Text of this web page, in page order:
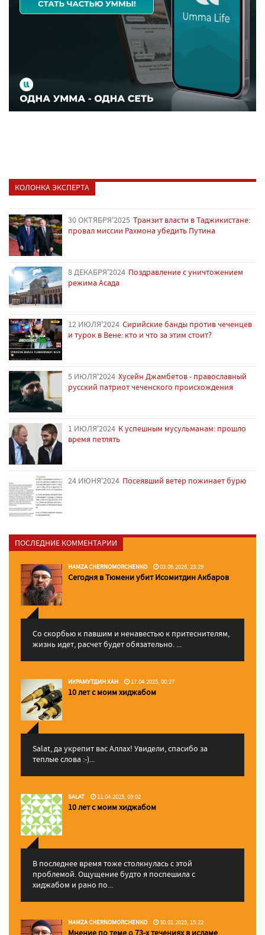
КОЛОНКА ЭКСПЕРТА
30 ОКТЯБРЯ'2025 Транзит власти в Таджикистане:
провал миссии Рахмона убедить Путина
8 ДЕКАБРЯ'2024 Поздравление с уничтожением
режима Асада
12 ИЮЛЯ'2024 Сирийские банды против чеченцев
и турок в Вене: кто и что за этим стоит?
5 ИЮЛЯ'2024 Хусейн Джамбетов - православный
русский патриот чеченского происхождения
1 ИЮЛЯ'2024 К успешным мусульманам: прошло
время петлять
24 ИЮНЯ'2024 Посеявший ветер пожинает бурю
ПОСЛЕДНИЕ КОММЕНТАРИИ
HAMZA CHERNOMORCHENKO 03.06.2026, 23:29
Сегодня в Тюмени убит Исомитдин Акбаров
Со скорбью к павшим и ненавестью к притеснителям,
жизнь идет, расчет будет обязательно. ...
ИКРАМУТДИН ХАН 17.04.2025, 00:27
10 лет с моим хиджабом
Salat, да укрепит вас Аллаx! Увидели, спасибо за
теплые слова :-)...
SALAT 11.04.2025, 09:02
10 лет с моим хиджабом
В последнее время тоже столкнулась с этой
проблемой. Ощущение будто я поспешила с
хиджабом и рано по...
HAMZA CHERNOMORCHENKO 30.01.2025, 15:22
Мнение по теме о 73-х течениях в исламе